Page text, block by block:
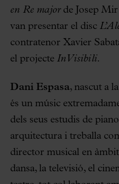
en Re majorde Josep Mir
van presentar el disc
contratenor Xavier
el projecte InVisibili.
Dani Espasa, nascut a
és un músic
dels seus estudis de
arquitectura i treballa
director musical en
dansa, la televisió, el